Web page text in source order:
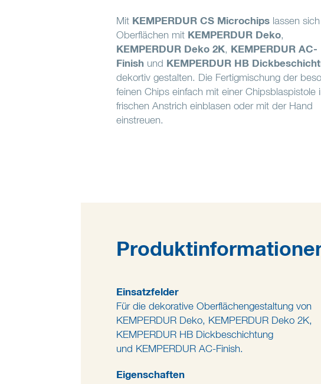
Mit KEMPERDUR CS Microchips lassen sich
Oberflächen mit KEMPERDUR Deko,
KEMPERDUR Deko 2K,
KEMPERDUR AC-
Finish und
KEMPERDUR HB
dekortiv gestalten. Die Fertigmischung der
feinen Chips einfach mit einer Chipsblaspistole
frischen Anstrich einblasen oder mit der Hand
einstreuen.
Einsatzfelder
Für die dekorative Oberflächengestaltung von
KEMPERDUR Deko, KEMPERDUR Deko 2K,
KEMPERDUR HB Dickbeschichtung
und KEMPERDUR AC-Finish.
Eigenschaften